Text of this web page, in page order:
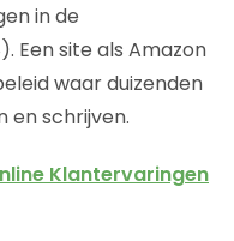
in de
Een site als Amazon
waar duizenden
en schrijven.
Klantervaringen